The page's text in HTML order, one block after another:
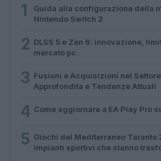
1
Guida alla configurazione della
Nintendo Switch 2
2 DLSS 5 e Zen 6: innovazione,
mercato pc
3 Fusioni e Acquisizioni nel
Approfondita e Tendenze Attuali
4 Come aggiornare a EA Play Pro
5 Giochi del Mediterraneo
impianti sportivi che stanno